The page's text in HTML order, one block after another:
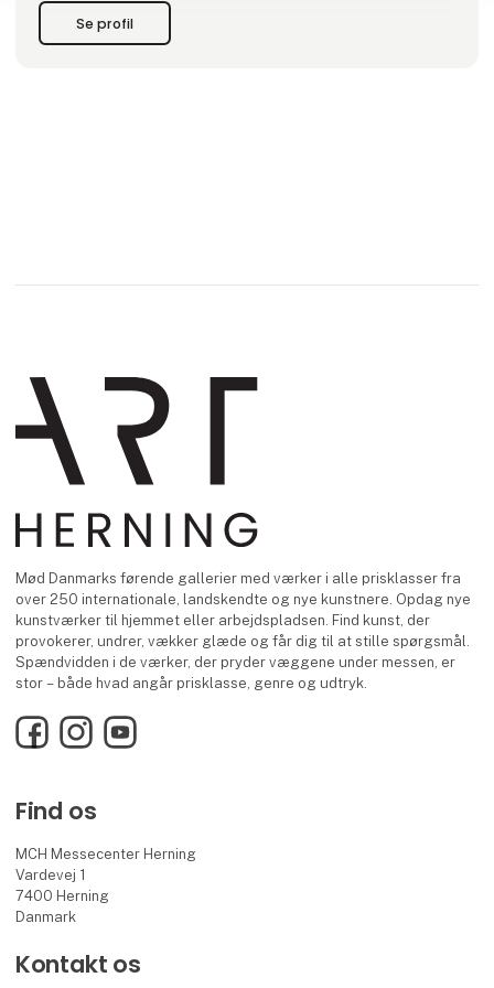
Se profil
Mød Danmarks førende gallerier med værker i alle prisklasser fra
over 250 internationale, landskendte og nye kunstnere. Opdag nye
kunstværker til hjemmet eller arbejdspladsen. Find kunst, der
provokerer, undrer, vækker glæde og får dig til at stille spørgsmål.
Spændvidden i de værker, der pryder væggene under messen, er
stor – både hvad angår prisklasse, genre og udtryk.
FacebookInstagramYouTube
Find os
MCH Messecenter Herning
Vardevej 1
7400 Herning
Danmark
Kontakt os